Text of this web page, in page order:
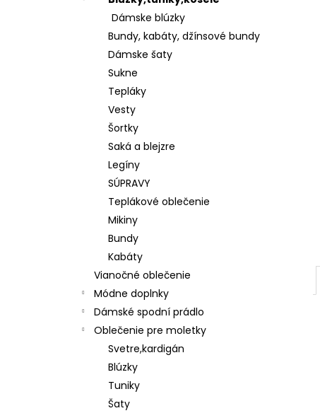
Dámske blúzky
Bundy, kabáty, džínsové bundy
Dámske šaty
Sukne
Tepláky
Vesty
Šortky
Saká a blejzre
Legíny
SÚPRAVY
Teplákové oblečenie
Mikiny
Bundy
Kabáty
Vianočné oblečenie
Módne doplnky
Dámské spodní prádlo
Oblečenie pre moletky
Svetre,kardigán
Blúzky
Tuniky
Šaty
KOŠEĽOVÁ BLÚZKA Z ĽAHKEJ A
PRÍJEMNEJ BAVLNY K65622